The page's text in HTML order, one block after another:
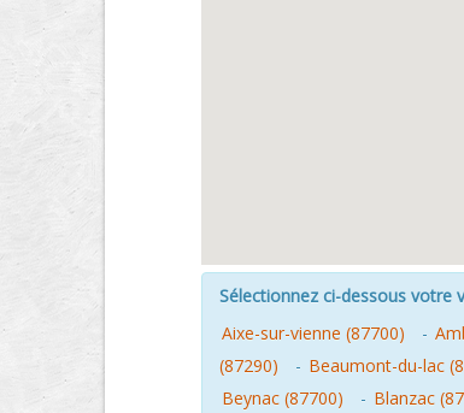
Sélectionnez ci-dessous votre
Aixe-sur-vienne (87700)
-
(87290)
- Beaumont-du-lac
Beynac (87700)
- Blanzac